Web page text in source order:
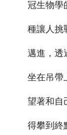
冠生物學
種讓人挑
邁進，透
坐在吊帶
望著和自
得攀到終